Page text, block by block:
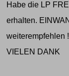
Habe die LP
erhalten.
weiterempfehlen
VIELEN DANK